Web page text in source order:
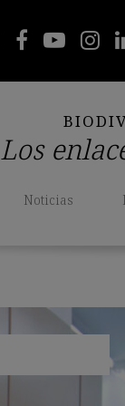
Los
Noticias